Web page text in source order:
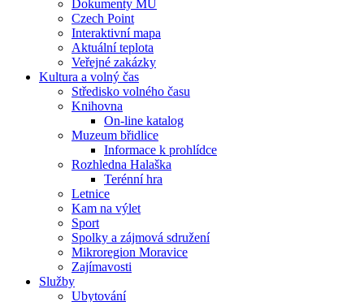
Dokumenty MÚ
Czech Point
Interaktivní mapa
Aktuální teplota
Veřejné zakázky
Kultura a volný čas
Středisko volného času
Knihovna
On-line katalog
Muzeum břidlice
Informace k prohlídce
Rozhledna Halaška
Terénní hra
Letnice
Kam na výlet
Sport
Spolky a zájmová sdružení
Mikroregion Moravice
Zajímavosti
Služby
Ubytování